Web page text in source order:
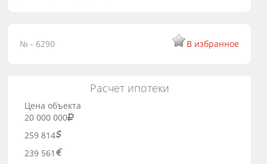
№ - 6290 В избранное
Расчет ипотеки
Цена объекта
20 000 000
259 814
239 561